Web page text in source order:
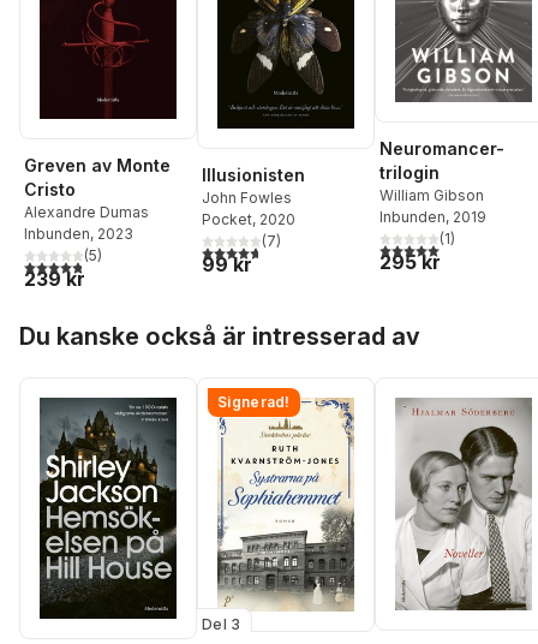
Greven av Monte
Cristo
Alexandre Dumas
Inbunden, 2023
4,8utav 5 stjärnor. Totalt antal röster:
(5)
239 kr
Illusionisten
John Fowles
Pocket, 2020
4,7utav 5 stjärnor. Totalt antal röster:
(7)
99 kr
Neuromancer-
trilogin
William Gibson
Inbunden, 2019
5,0utav 5 stjärnor.
(1)
295 kr
Du kanske också är intresserad av
Signerad!
Del 3